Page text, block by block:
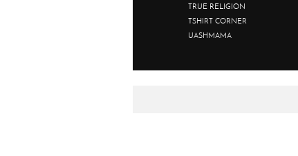
TRUE RELIGION
TSHIRT CORNER
UASHMAMA